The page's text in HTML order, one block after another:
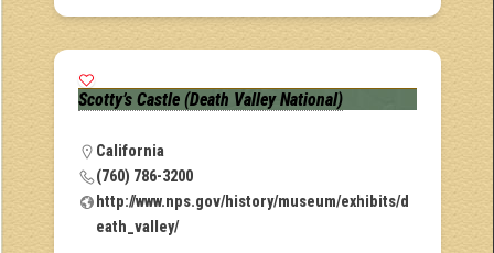
Scotty’s Castle (Death Valley National)
California
(760) 786-3200
http://www.nps.gov/history/museum/exhibits/d
eath_valley/